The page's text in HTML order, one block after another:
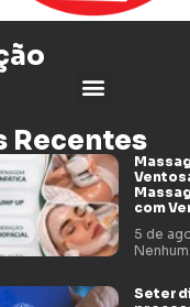
Recentes
com
5 de
Seter